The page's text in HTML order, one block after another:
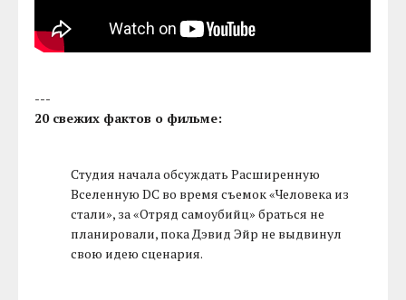
---
20 свежих фактов о фильме:
Студия начала обсуждать Расширенную
Вселенную DC во время съемок «Человека из
стали», за «Отряд самоубийц» браться не
планировали, пока Дэвид Эйр не выдвинул
свою идею сценария.